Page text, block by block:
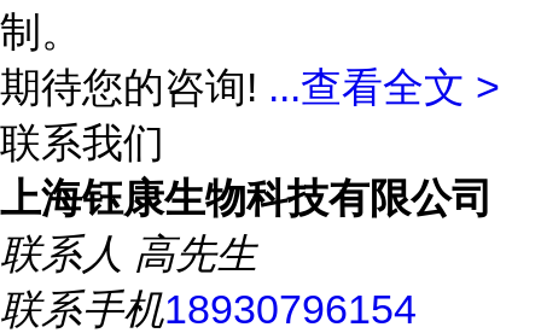
制。
期待您的咨询! ...查看全文 >
联系我们
上海钰康生物科技有限公司
联系人 高先生
联系手机18930796154